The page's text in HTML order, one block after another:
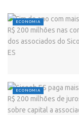
ECONOMIA
ECONOMIA